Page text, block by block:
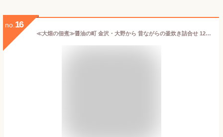
no. 16
≪大畑の佃煮≫醤油の町 金沢・大野から 昔ながらの釜炊き詰合せ 12個詰（6品×2個） 【食べきりサイズ 金沢土産 ギフト】